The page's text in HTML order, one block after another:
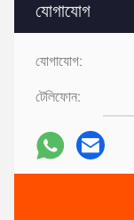
যোগাযোগ
যোগাযোগ:
টেলিফোন: